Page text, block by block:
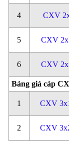
4 CXV
5 CXV
6 CXV
Bảng giá cáp
1 CXV
2 CXV